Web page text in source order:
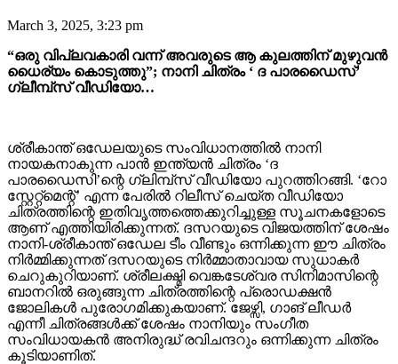
March 3, 2025, 3:23 pm
“ഒരു വിപ്ലവകാരി വന്ന് അവരുടെ ആ കുലത്തിന് മുഴുവൻ
ധൈര്യം കൊടുത്തു”; നാനി ചിത്രം ‘ ദ പാരഡൈസ്’
ഗ്ലീമ്പ്സ് വീഡിയോ…
ശ്രീകാന്ത് ഒഡേലയുടെ സംവിധാനത്തിൽ നാനി
നായകനാകുന്ന പാൻ ഇന്ത്യൻ ചിത്രം ‘ദ
പാരഡൈസി’ന്റെ ഗ്ലിമ്പ്സ് വീഡിയോ പുറത്തിറങ്ങി. ‘റോ
സ്റ്റേറ്റ്മെന്റ്’ എന്ന പേരിൽ റിലീസ് ചെയ്ത വീഡിയോ
ചിത്രത്തിന്റെ ഇതിവൃത്തത്തെക്കുറിച്ചുള്ള സൂചനകളോടെ
ആണ് എത്തിയിരിക്കുന്നത്. ദസറയുടെ വിജയത്തിന് ശേഷം
നാനി-ശ്രീകാന്ത് ഒഡേല ടീം വീണ്ടും ഒന്നിക്കുന്ന ഈ ചിത്രം
നിർമ്മിക്കുന്നത് ദസറയുടെ നിർമ്മാതാവായ സുധാകർ
ചെറുകുറിയാണ്. ശ്രീലക്ഷ്മി വെങ്കടേശ്വര സിനിമാസിന്റെ
ബാനറിൽ ഒരുങ്ങുന്ന ചിത്രത്തിന്റെ പ്രൊഡക്ഷൻ
ജോലികൾ പുരോഗമിക്കുകയാണ്. ജേഴ്സി, ഗാങ് ലീഡർ
എന്നീ ചിത്രങ്ങൾക്ക് ശേഷം നാനിയും സംഗീത
സംവിധായകൻ അനിരുദ്ധ് രവിചന്ദറും ഒന്നിക്കുന്ന ചിത്രം
കൂടിയാണിത്.